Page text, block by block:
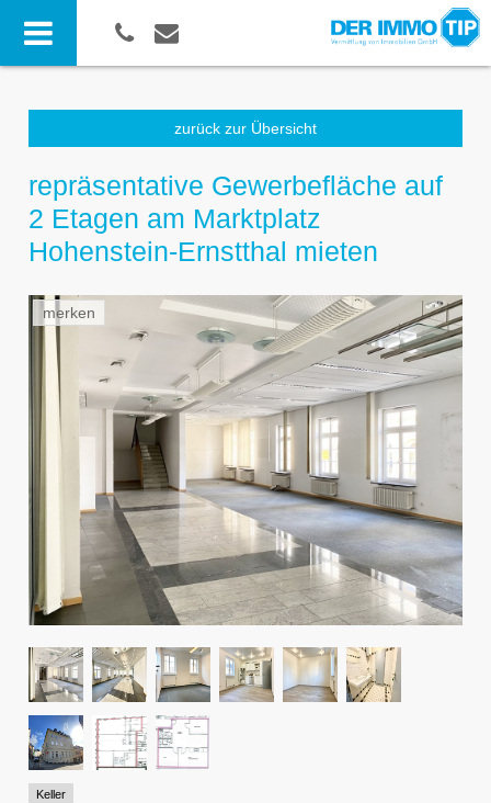
zurück zur Übersicht
repräsentative Gewerbefläche auf
2 Etagen am Marktplatz
Hohenstein-Ernstthal mieten
merken
Keller